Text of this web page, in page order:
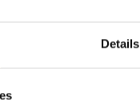
Details